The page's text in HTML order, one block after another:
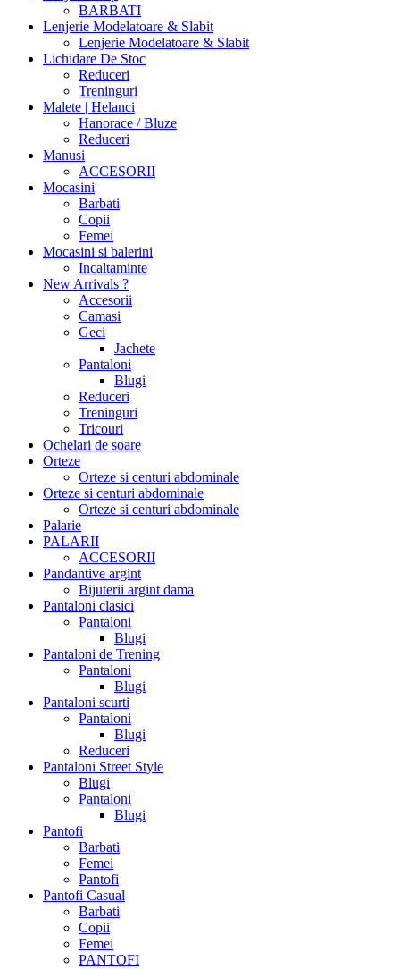
BARBATI
Lenjerie Modelatoare & Slabit
Lenjerie Modelatoare & Slabit
Lichidare De Stoc
Reduceri
Treninguri
Malete | Helanci
Hanorace / Bluze
Reduceri
Manusi
ACCESORII
Mocasini
Barbati
Copii
Femei
Mocasini si balerini
Incaltaminte
New Arrivals ?
Accesorii
Camasi
Geci
Jachete
Pantaloni
Blugi
Reduceri
Treninguri
Tricouri
Ochelari de soare
Orteze
Orteze si centuri abdominale
Orteze si centuri abdominale
Orteze si centuri abdominale
Palarie
PALARII
ACCESORII
Pandantive argint
Bijuterii argint dama
Pantaloni clasici
Pantaloni
Blugi
Pantaloni de Trening
Pantaloni
Blugi
Pantaloni scurti
Pantaloni
Blugi
Reduceri
Pantaloni Street Style
Blugi
Pantaloni
Blugi
Pantofi
Barbati
Femei
Pantofi
Pantofi Casual
Barbati
Copii
Femei
PANTOFI